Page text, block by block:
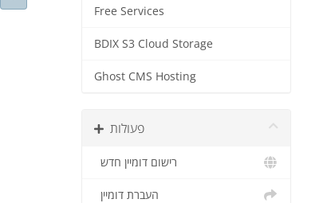
Free Services
BDIX S3 Cloud Storage
Ghost CMS Hosting
פעולות
רישום דומיין חדש
העברת דומיין